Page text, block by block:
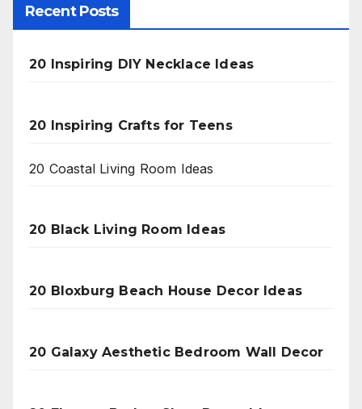
Recent Posts
20 Inspiring DIY Necklace Ideas
20 Inspiring Crafts for Teens
20 Coastal Living Room Ideas
20 Black Living Room Ideas
20 Bloxburg Beach House Decor Ideas
20 Galaxy Aesthetic Bedroom Wall Decor